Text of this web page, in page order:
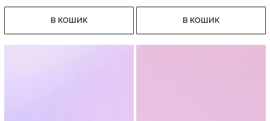
В КОШИК В КОШИК